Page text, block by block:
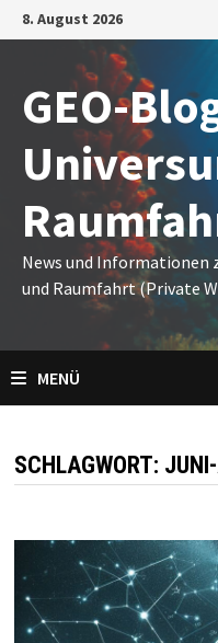
Zum
Inhalt
8. August 2026
GEO-
News und Informationen
und Raumfahrt (Private
MENÜ
SCHLAGWORT: